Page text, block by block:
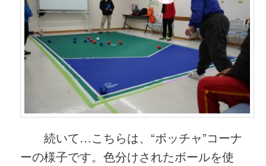
続いて…こちらは、“ボッチャ”コーナ
ーの様子です。色分けされたボールを使